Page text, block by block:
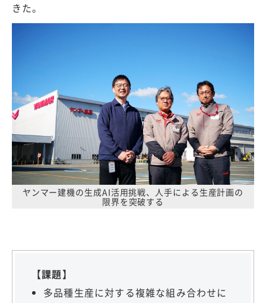
きた。
ヤンマー建機の生成AI活用挑戦、人手による生産計画の
限界を突破する
【課題】
多品種生産に対する複雑な組み合わせに